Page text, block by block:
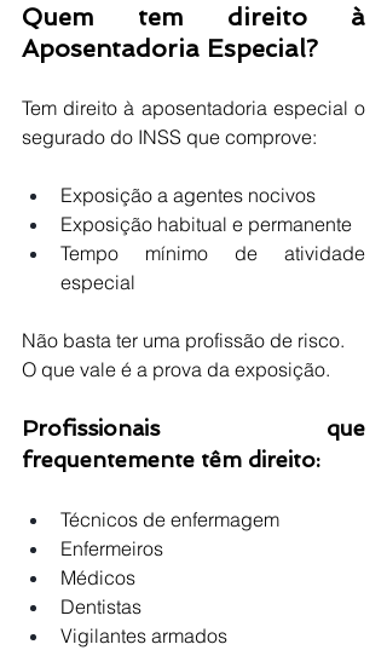
Quem tem direito à
Aposentadoria Especial?
Tem direito à aposentadoria especial o
segurado do INSS que comprove:
Exposição a agentes nocivos
Exposição habitual e permanente
Tempo mínimo de atividade
especial
Não basta ter uma profissão de risco.
O que vale é a prova da exposição.
Profissionais que
frequentemente têm direito:
Técnicos de enfermagem
Enfermeiros
Médicos
Dentistas
Vigilantes armados